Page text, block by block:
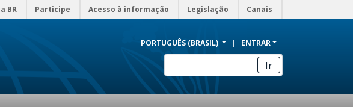
BR Participe Acesso à informação Legislação Canais
PORTUGUÊS (BRASIL) ENTRAR
Ir